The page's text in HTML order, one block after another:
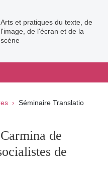
Arts et pratiques du texte, de
l'image, de l'écran et de la
scène
Séminaire Translatio
de
de